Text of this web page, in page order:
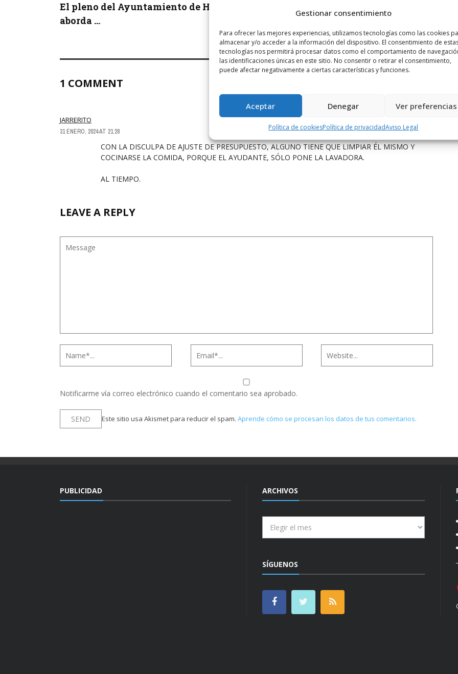
Gestionar consentimiento
Para ofrecer las mejores experiencias, utilizamos tecnologías como las cookies
almacenar y/o acceder a la información del dispositivo. El consentimiento de
tecnologías nos permitirá procesar datos como el comportamiento de
las identificaciones únicas en este sitio. No consentir o retirar el consentimiento,
puede afectar negativamente a ciertas características y funciones.
Aceptar Denegar Ver preferencias
Política de cookiesPolítica de privacidadAviso Legal
El pleno del Ayuntamiento de Haro
aborda ...
1 COMMENT
JARRERITO
31 ENERO, 2024 AT 21:28
CON LA DISCULPA DE AJUSTE DE PRESUPUESTO, ALGUNO TIENE QUE LIMPIAR ÉL MISMO Y
COCINARSE LA COMIDA, PORQUE EL AYUDANTE, SÓLO PONE LA LAVADORA.
AL TIEMPO.
LEAVE A REPLY
Notificarme vía correo electrónico cuando el comentario sea aprobado.
Este sitio usa Akismet para reducir el spam. Aprende cómo se procesan los datos de tus comentarios.
PUBLICIDAD ARCHIVOS
SÍGUENOS